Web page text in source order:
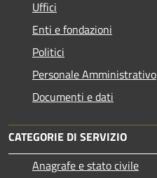
Uffici
Enti e fondazioni
Politici
Personale Amministrativo
Documenti e dati
CATEGORIE DI SERVIZIO
Anagrafe e stato civile